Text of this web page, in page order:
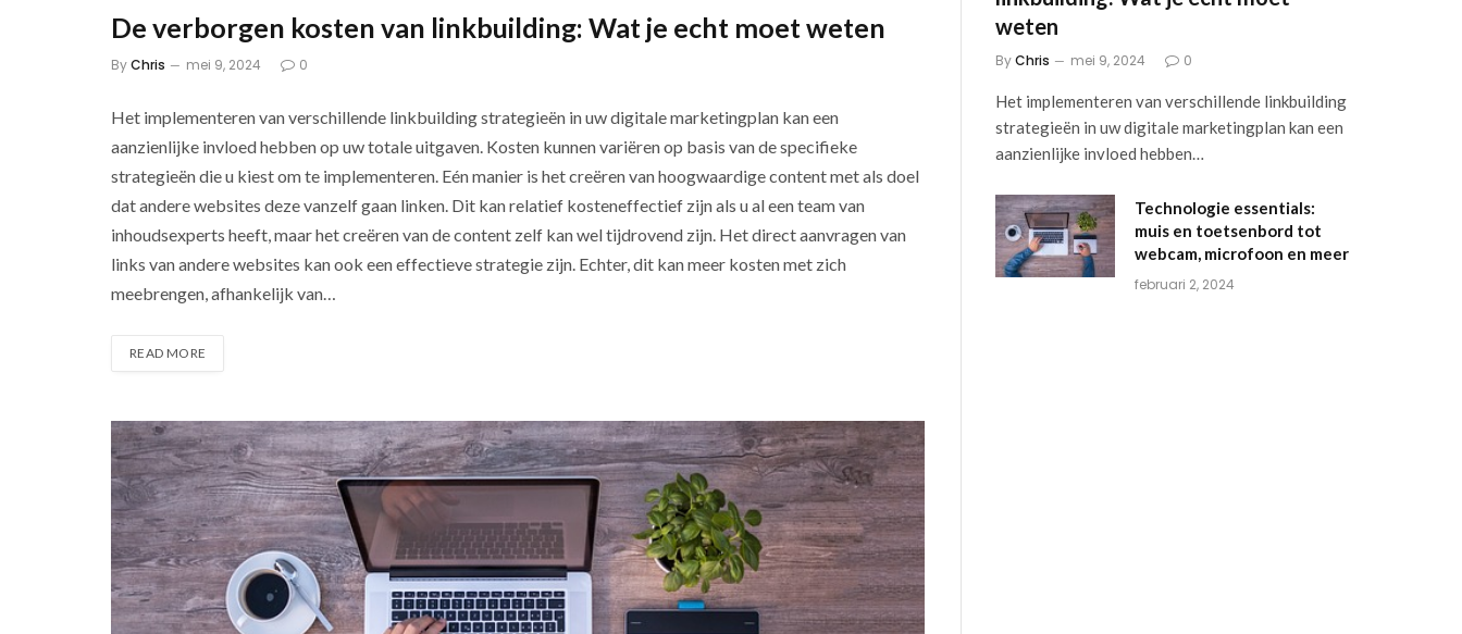
De verborgen kosten van linkbuilding: Wat je echt moet weten
ByChris mei 9, 2024 0
Het implementeren van verschillende linkbuilding strategieën in uw digitale marketingplan kan een
aanzienlijke invloed hebben op uw totale uitgaven. Kosten kunnen variëren op basis van de specifieke
strategieën die u kiest om te implementeren. Eén manier is het creëren van hoogwaardige content met als doel
dat andere websites deze vanzelf gaan linken. Dit kan relatief kosteneffectief zijn als u al een team van
inhoudsexperts heeft, maar het creëren van de content zelf kan wel tijdrovend zijn. Het direct aanvragen van
links van andere websites kan ook een effectieve strategie zijn. Echter, dit kan meer kosten met zich
meebrengen, afhankelijk van…
READ MORE
weten
ByChris mei 9, 2024 0
Het implementeren van verschillende linkbuilding
strategieën in uw digitale marketingplan kan een
aanzienlijke invloed hebben…
Technologie essentials:
muis en toetsenbord tot
webcam, microfoon en meer
februari 2, 2024